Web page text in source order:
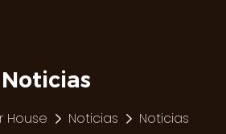
Noticias
House Noticias Noticias